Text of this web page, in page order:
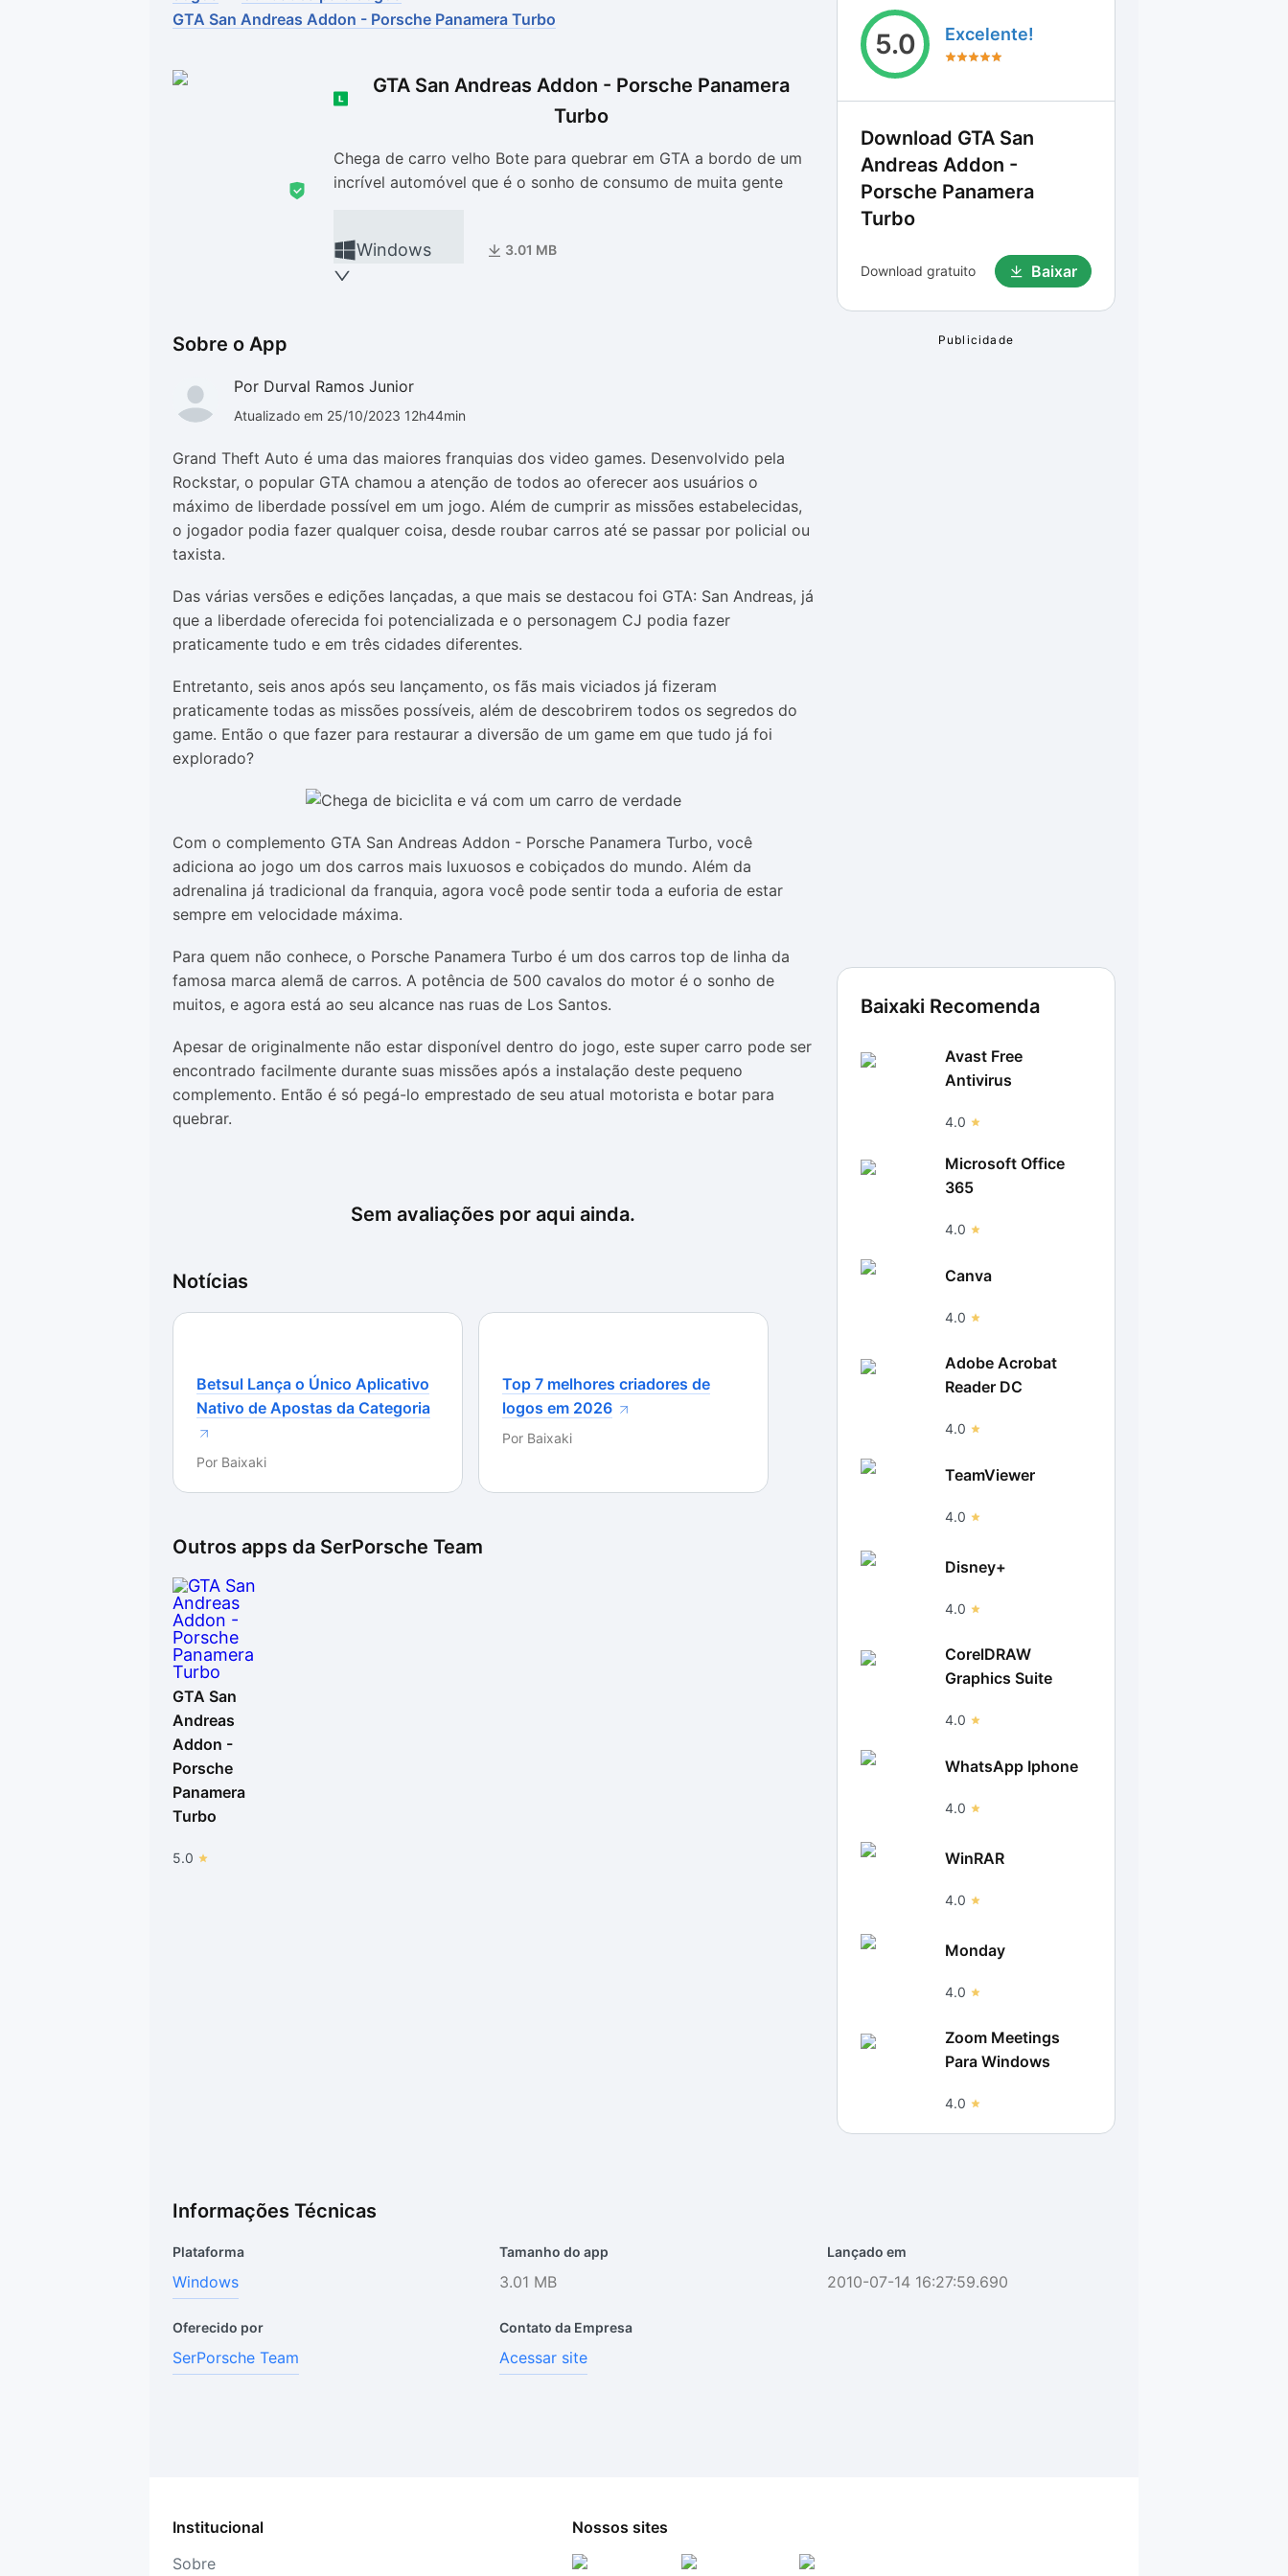
Drivers
Ver mais categorias
Outros
Ver mais categorias
GTA San Andreas Addon - Porsche Panamera Turbo
GTA San Andreas Addon - Porsche Panamera
Turbo
Chega de carro velho Bote para quebrar em GTA a bordo de um
incrível automóvel que é o sonho de consumo de muita gente
Windows 3.01 MB
Sobre o App
Por Durval Ramos Junior
Atualizado em 25/10/2023 12h44min
Grand Theft Auto é uma das maiores franquias dos video games. Desenvolvido pela
Rockstar, o popular GTA chamou a atenção de todos ao oferecer aos usuários o
máximo de liberdade possível em um jogo. Além de cumprir as missões estabelecidas,
o jogador podia fazer qualquer coisa, desde roubar carros até se passar por policial ou
taxista.
Das várias versões e edições lançadas, a que mais se destacou foi GTA: San Andreas, já
que a liberdade oferecida foi potencializada e o personagem CJ podia fazer
praticamente tudo e em três cidades diferentes.
Entretanto, seis anos após seu lançamento, os fãs mais viciados já fizeram
praticamente todas as missões possíveis, além de descobrirem todos os segredos do
game. Então o que fazer para restaurar a diversão de um game em que tudo já foi
explorado?
Com o complemento GTA San Andreas Addon - Porsche Panamera Turbo, você
adiciona ao jogo um dos carros mais luxuosos e cobiçados do mundo. Além da
adrenalina já tradicional da franquia, agora você pode sentir toda a euforia de estar
sempre em velocidade máxima.
Para quem não conhece, o Porsche Panamera Turbo é um dos carros top de linha da
famosa marca alemã de carros. A potência de 500 cavalos do motor é o sonho de
muitos, e agora está ao seu alcance nas ruas de Los Santos.
Apesar de originalmente não estar disponível dentro do jogo, este super carro pode ser
encontrado facilmente durante suas missões após a instalação deste pequeno
complemento. Então é só pegá-lo emprestado de seu atual motorista e botar para
quebrar.
Sem avaliações por aqui ainda.
Notícias
Betsul Lança o Único Aplicativo
Nativo de Apostas da Categoria
Por Baixaki
Top 7 melhores criadores de
logos em 2026
Por Baixaki
Outros apps da SerPorsche Team
GTA San
Andreas
Addon -
Porsche
Panamera
Turbo
5.0
5.0 Excelente!
Download GTA San
Andreas Addon -
Porsche Panamera
Turbo
Download gratuito Baixar
Baixaki Recomenda
Avast Free
Antivirus
4.0
Microsoft Office
365
4.0
Canva
4.0
Adobe Acrobat
Reader DC
4.0
TeamViewer
4.0
Disney+
4.0
CorelDRAW
Graphics Suite
4.0
WhatsApp Iphone
4.0
WinRAR
4.0
Monday
4.0
Zoom Meetings
Para Windows
4.0
Informações Técnicas
Plataforma
Windows
Tamanho do app
3.01 MB
Lançado em
2010-07-14 16:27:59.690
Oferecido por
SerPorsche Team
Contato da Empresa
Acessar site
Institucional
Sobre
Nossos sites